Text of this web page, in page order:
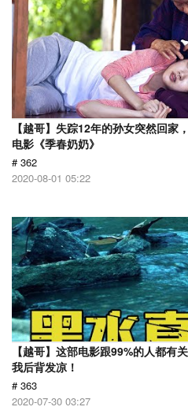
【越哥】失踪12年的孙女突然回家
电影《季春奶奶》
# 362
2020-08-01 05:22
【越哥】这部电影跟99%的人都有
我后背发凉！
# 363
2020-07-30 03:27